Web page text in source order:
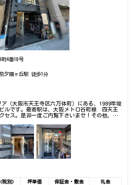
4番18号
夕陽ヶ丘駅 徒歩1分
（大阪市天王寺区六万体町）にある、1989年竣
ルです。最寄駅は、大阪メトロ谷町線 四天王
ス。是非一度ご内覧下さいませ！その他、事
税別) 坪単価 保証金・敷金
礼金